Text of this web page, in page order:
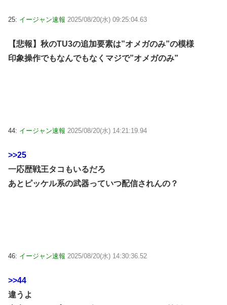
25: イージャン速報 2025/08/20(水) 09:25:04.63
【悲報】秋のTU3の追加要素は”オメガのみ”の模様
印象操作でもなんでもなくマジで”オメガのみ”
44: イージャン速報 2025/08/20(水) 14:21:19.94
>>25
一応歴戦王タコもいるだろ
あとピッケル系の武器っていつ配信されんの？
46: イージャン速報 2025/08/20(水) 14:30:36.52
>>44
違うよ